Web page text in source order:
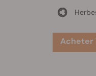
Acheter